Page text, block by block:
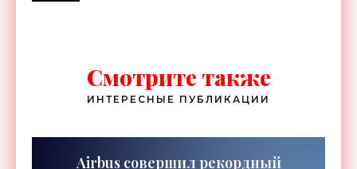
Смотрите также
ИНТЕРЕСНЫЕ ПУБЛИКАЦИИ
Airbus совершил рекордный